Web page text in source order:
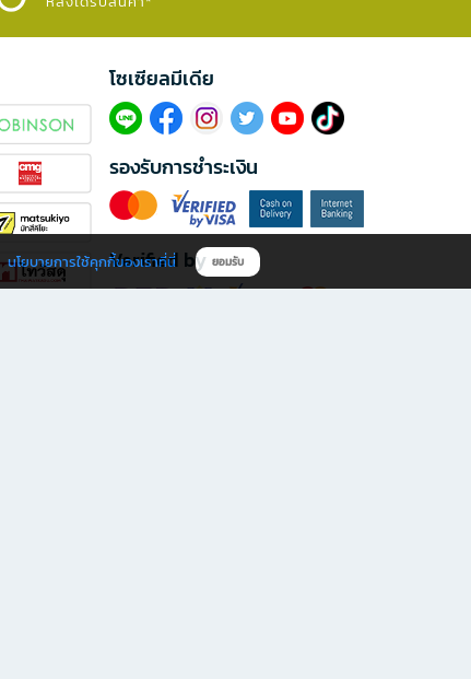
โซเซียลมีเดีย​
รองรับการชำระเงิน
Verified by
นโยบายการใช้คุกกี้ของเราที่นี่ ยอมรับ